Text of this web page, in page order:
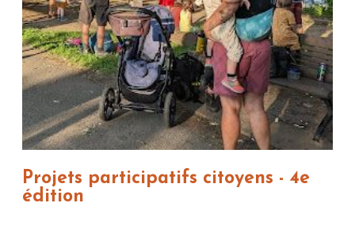
Projets participatifs citoyens - 4e
édition